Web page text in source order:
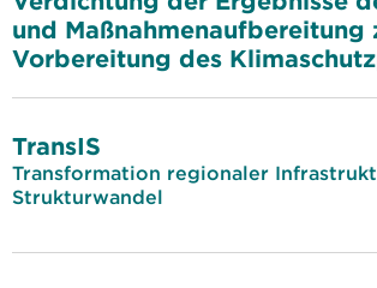
und Maßnahmenaufbereitung
Vorbereitung des
TransIS
Transformation regionaler
Strukturwandel